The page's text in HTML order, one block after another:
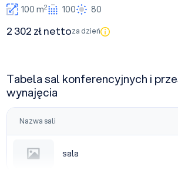
100 m2 100 80
2 302 zł nettoza dzień
Tabela sal konferencyjnych i
wynajęcia
Nazwa sali
sala
sala